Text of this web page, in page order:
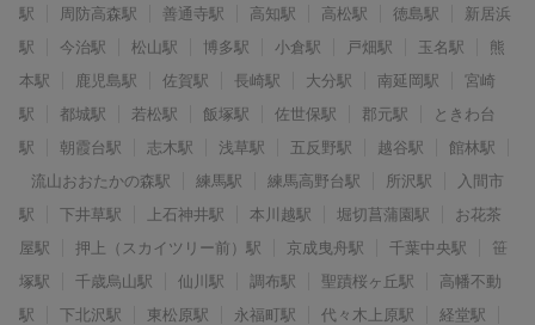
駅
周防高森駅 善通寺駅 高知駅 高松駅 徳島駅
新居浜
駅
今治駅 松山駅 博多駅 小倉駅 戸畑駅 玉名駅
熊
本駅
鹿児島駅 佐賀駅 長崎駅 大分駅 南延岡駅
宮崎
駅
都城駅 若松駅 飯塚駅 佐世保駅 郡元駅
ときわ台
駅
朝霞台駅 志木駅 浅草駅 五反野駅 越谷駅
館林駅
流山おおたかの森駅
練馬駅 練馬高野台駅 所沢駅
入間市
駅
下井草駅 上石神井駅 本川越駅 堀切菖蒲園駅
お花茶
屋駅
押上（スカイツリー前）駅 京成曳舟駅 千葉中央駅
笹
塚駅
千歳烏山駅 仙川駅 調布駅 聖蹟桜ヶ丘駅
高幡不動
駅
下北沢駅 東松原駅 永福町駅 代々木上原駅
経堂駅